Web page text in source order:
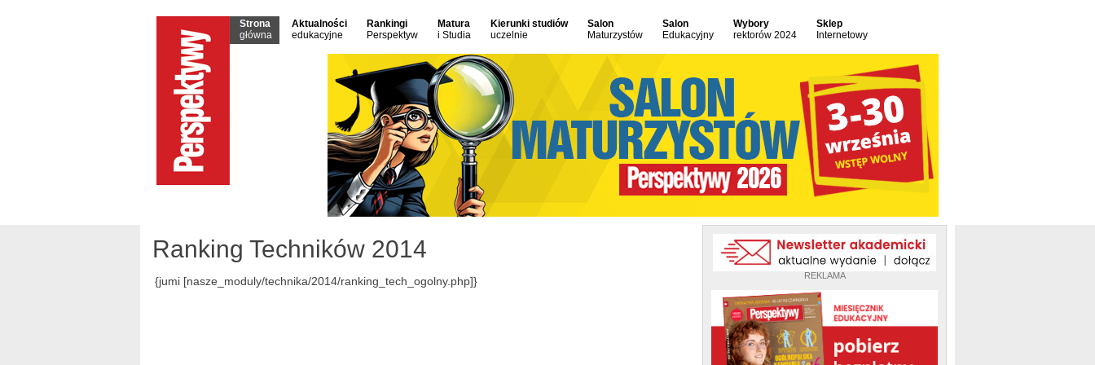
Strona
główna
Aktualności
edukacyjne
Rankingi
Perspektyw
Matura
i Studia
Kierunki studiów
uczelnie
Salon
Maturzystów
Salon
Edukacyjny
Wybory
rektorów 2024
Sklep
Internetowy
REKLAMA
Ranking Techników 2014
{jumi [nasze_moduly/technika/2014/ranking_tech_ogolny.php]}